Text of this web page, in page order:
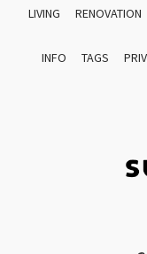
LIVING RENOVATION
INFO
TAGS